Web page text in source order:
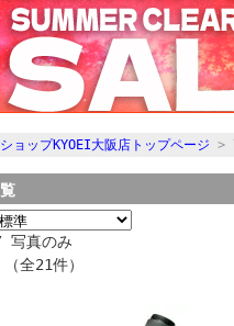
ョップKYOEI大阪店トップページ >
写真のみ
全21件）